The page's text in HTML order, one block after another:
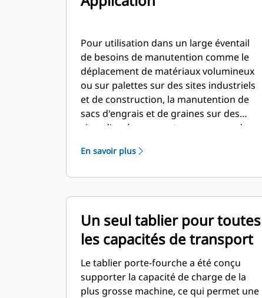
Pour utilisation dans un large éventail
de besoins de manutention comme le
déplacement de matériaux volumineux
ou sur palettes sur des sites industriels
et de construction, la manutention de
sacs d'engrais et de graines sur des
sites d'aménagement paysager ou dans
similaires.
En savoir plus
Un seul tablier pour toutes
les capacités de transport
Le tablier porte-fourche a été conçu
supporter la capacité de charge de la
plus grosse machine, ce qui permet une